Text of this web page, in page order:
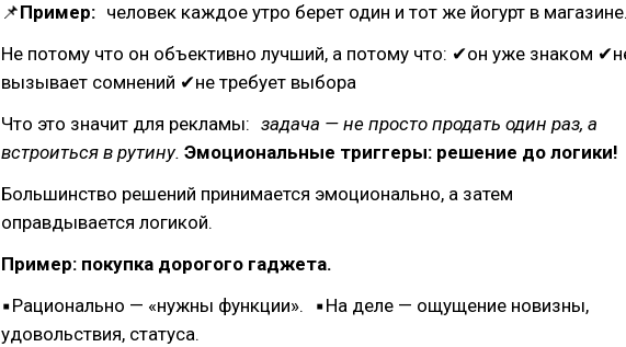
📌Пример: человек каждое утро берет один и тот же йогурт в
Не потому что он объективно лучший, а потому что: ✔он уже знаком
вызывает сомнений ✔не требует выбора
Что это значит для рекламы: задача — не просто продать один раз, а
встроиться в рутину. Эмоциональные триггеры: решение до логики!
Большинство решений принимается эмоционально, а затем
оправдывается логикой.
Пример: покупка дорогого гаджета.
▪Рационально — «нужны функции». ▪На деле — ощущение новизны,
удовольствия, статуса.